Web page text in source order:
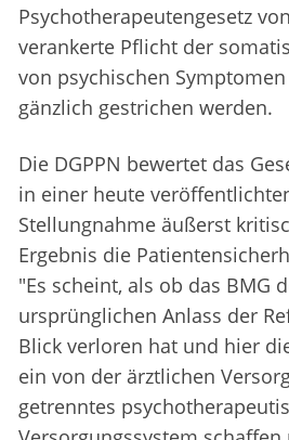
Psychotherapeutengesetz
verankerte Pflicht der
von psychischen
gänzlich gestrichen werden.
Die DGPPN bewertet das
in einer heute
Stellungnahme äußerst
Ergebnis die
"Es scheint, als ob das BMG
ursprünglichen Anlass der
Blick verloren hat und hier
ein von der ärztlichen
getrenntes